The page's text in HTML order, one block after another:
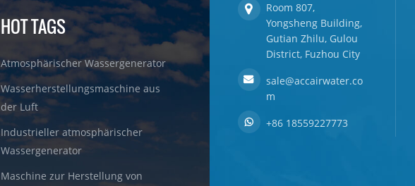
HOT TAGS
Atmosphärischer Wassergenerator
Wasserherstellungsmaschine aus
der Luft
Industrieller atmosphärischer
Wassergenerator
Maschine zur Herstellung von
Room 807,
Yongsheng Building,
Gutian Zhilu, Gulou
District, Fuzhou City
sale@accairwater.co
m
+86 18559227773